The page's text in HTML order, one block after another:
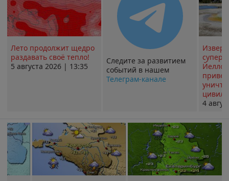
Лето продолжит щедро
раздавать своё тепло!
5 августа 2026 | 13:35
Следите за развитием
событий в нашем
Телеграм-канале
4